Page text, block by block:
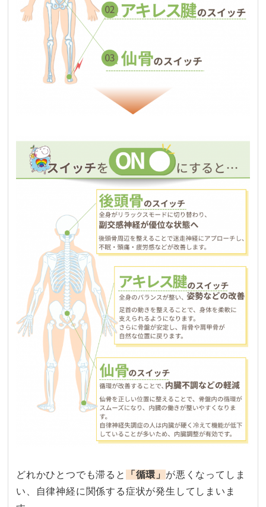
どれか​ひとつでも​滞ると​ 「循環」 が​悪くなってしま
い、​自律神経に​関係する​症状が​発生してしまいま